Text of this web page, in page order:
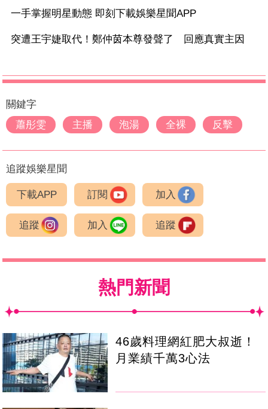
一手掌握明星動態 即刻下載娛樂星聞APP
突遭王宇婕取代！鄭仲茵本尊發聲了 回應真實主因
關鍵字
蕭彤雯
主播 泡湯 全裸 反擊
追蹤娛樂星聞
下載APP 訂閱 加入
追蹤 加入 追蹤
熱門新聞
46歲料理網紅肥大叔逝！
月業績千萬3心法